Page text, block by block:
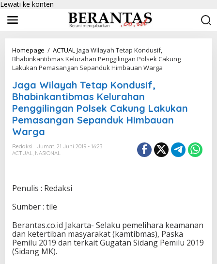
Lewati ke konten
Homepage / ACTUALJaga Wilayah Tetap Kondusif,
Bhabinkantibmas Kelurahan Penggilingan Polsek Cakung
Lakukan Pemasangan Sepanduk Himbauan Warga
Jaga Wilayah Tetap Kondusif,
Bhabinkantibmas Kelurahan
Penggilingan Polsek Cakung Lakukan
Pemasangan Sepanduk Himbauan
Warga
Redaksi
Jumat, 21 Juni 2019 - 16:23
ACTUAL, NASIONAL
Penulis : Redaksi
Sumber : tile
Berantas.co.id Jakarta- Selaku pemelihara keamanan
dan ketertiban masyarakat (kamtibmas), Paska
Pemilu 2019 dan terkait Gugatan Sidang Pemilu 2019
(Sidang MK).